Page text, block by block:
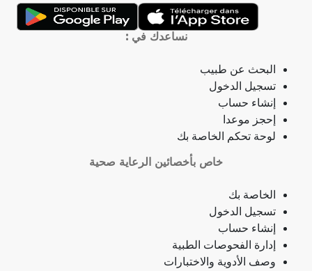
التهاب الحلق
ذبحة صدرية (مصطلح لاتيني)
فقدان الشهية
فقدان حاسة الشم
جمرة (أنثراكس)
لامبالاة
نساعدك في :
البحث عن طبيب
تسجيل الدخول
إنشاء حساب
إحجز موعدا
لوحة تحكم الخاصة بك
خاص بأخصائين الرعاية صحية
الخاصة بك
تسجيل الدخول
إنشاء حساب
إدارة الفحوصات الطبية
وصف الأدوية والاختبارات